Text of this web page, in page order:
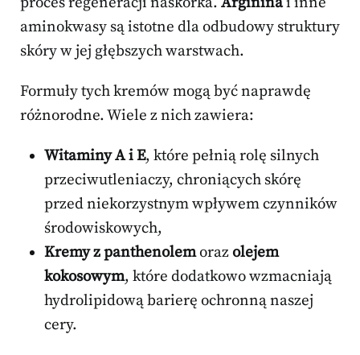
aminokwasy są istotne dla odbudowy struktury
skóry w jej głębszych warstwach.
Formuły tych kremów mogą być naprawdę
różnorodne. Wiele z nich zawiera:
Witaminy A i E, które pełnią rolę silnych
przeciwutleniaczy, chroniących skórę
przed niekorzystnym wpływem czynników
środowiskowych,
Kremy z panthenolemorazolejem
kokosowym, które dodatkowo wzmacniają
hydrolipidową barierę ochronną naszej
cery.